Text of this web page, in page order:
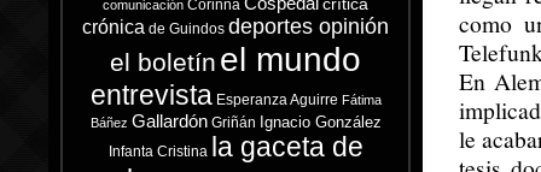
comunicación Corinna crítica
crónica de Guindos deportes opinión
el boletín el mundo
entrevista Esperanza Aguirre Fátima
Báñez Gallardón Griñán Ignacio González
Infanta Cristina la gaceta de
como
En
le